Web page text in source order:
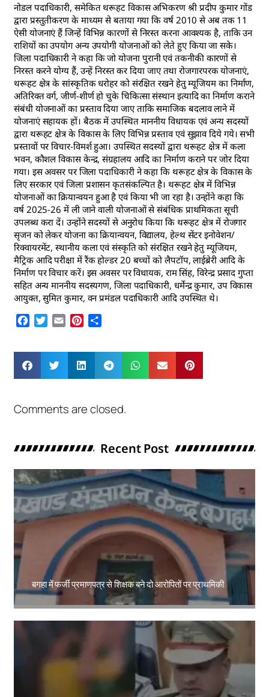
नोडल पदाधिकारी, समेकित थरूहट विकास अभिकरण श्री प्रदीप कुमार गोंड
द्वारा प्रस्तुतीकरण के माध्यम से बताया गया कि वर्ष 2010 से अब तक 11
ऐसी योजनाएं हैं जिन्हें विभिन्न कारणों से निरस्त करना आवश्यक है, ताकि उन
राशियों का उपयोग अन्य उपयोगी योजनाओं को लेते हुए किया जा सके।
जिला पदाधिकारी ने कहा कि जो योजना पुरानी एवं तकनीकी कारणों से
निरस्त करने योग्य हैं, उन्हें निरस्त कर दिया जाए तथा रोजगारपरक योजनाएं,
थरूहट क्षेत्र के सांस्कृतिक धरोहर को संरक्षित रखने हेतु म्यूजियम का निर्माण,
अतिरिक्त वर्ग, जीर्ण-शीर्ण हो चुके चिकित्सा संस्थान इत्यादि का निर्माण कराने
संबंधी योजनाओं का प्रस्ताव दिया जाए ताकि समाजिक बदलाव लाने में
योजनाएं सहायक हों। बैठक में उपस्थित माननीय विधायक एवं अन्य सदस्यों
द्वारा थरूहट क्षेत्र के विकास के लिए विभिन्न प्रस्ताव एवं सुझाव दिये गये। सभी
प्रस्तावों पर विचार-विमर्श हुआ। उपस्थित सदस्यों द्वारा थरूहट क्षेत्र में कला
भवन, कौशल विकास केन्द्र, संग्रहालय आदि का निर्माण कराने पर जोर दिया
गया। इस अवसर पर जिला पदाधिकारी ने कहा कि थरूहट क्षेत्र के विकास के
लिए सरकार एवं जिला प्रशासन कृतसंकल्पित है। थरूहट क्षेत्र में विभिन्न
योजनाओं का क्रियान्वयन हुआ है एवं किया भी जा रहा है। उन्होंने कहा कि
वर्ष 2025-26 में ली जाने वाली योजनाओं से संबंधिक प्राथमिकता सूची
उपलब्ध करा दें। उन्होंने सदस्यों से अनुरोध किया कि थरूहट क्षेत्र में रोजगार
सृजन को लेकर योजना का क्रियान्वयन, विद्यालय, हेल्थ सेंटर इनोवेशन/
रिक्वायरमेंट, स्थानीय कला एवं संस्कृति को संरक्षित रखने हेतु म्यूजियम,
मैट्रिक आदि परीक्षा में रैंक होल्डर 20 बच्चों को लैपटॉप, लाईब्रेरी आदि के
निर्माण पर विचार करें। इस अवसर पर विधायक, राम सिंह, विरेन्द्र प्रसाद गुप्ता
सहित अन्य माननीय सदस्यगण, जिला पदाधिकारी, धर्मेन्द्र कुमार, उप विकास
आयुक्त, सुमित कुमार, वन प्रमंडल पदाधिकारी आदि उपस्थित थे।
Facebook
Twitter
Email Pinterest
Comments are closed.
Recent Post
बगहा में फर्जी प्रमाणपत्र से शिक्षक बने दो आरोपितों पर प्राथमिकी